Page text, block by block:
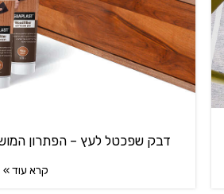
דבק שפכטל לעץ – הפתרון
קרא עוד »